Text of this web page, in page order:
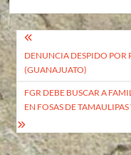
Navegación
de
entradas
DENUNCIA DESPIDO POR
(GUANAJUATO)
FGR DEBE BUSCAR A
EN FOSAS DE